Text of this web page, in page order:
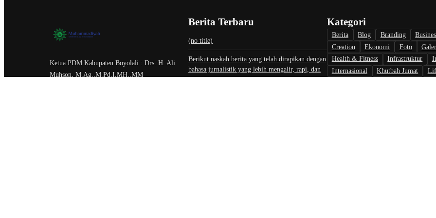
Ketua PDM Kabupaten Boyolali : Drs. H. Ali
Muhson, M.Ag.,M.Pd.I,MH.,MM
Berita Terbaru
(no title)
Berikut naskah berita yang telah dirapikan dengan
bahasa jurnalistik yang lebih mengalir, rapi, dan
Kategori
Berita Blog Branding
Creation
Ekonomi Foto
Health & Fitness
Infrastruktur
Internasional
Khutbah Jumat